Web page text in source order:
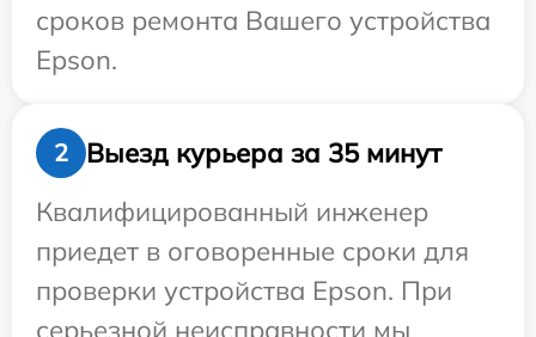
сроков ремонта Вашего устройства
Epson.
2
Выезд курьера за 35 минут
Квалифицированный инженер
приедет в оговоренные сроки для
проверки устройства Epson. При
серьезной неисправности мы